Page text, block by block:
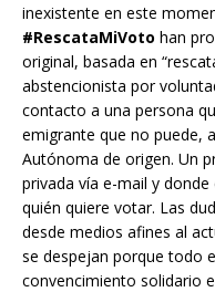
inexistente en este
#RescataMiVoto han
original, basada en
abstencionista por
contacto a una persona
emigrante que no puede,
Autónoma de origen. Un
privada vía e-mail y
quién quiere votar. Las
desde medios afines al
se despejan porque todo
convencimiento solidario